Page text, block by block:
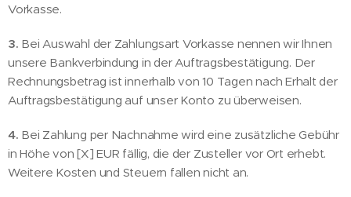
Vorkasse.
3. Bei Auswahl der Zahlungsart Vorkasse nennen wir Ihnen
unsere Bankverbindung in der Auftragsbestätigung. Der
Rechnungsbetrag ist innerhalb von 10 Tagen nach Erhalt der
Auftragsbestätigung auf unser Konto zu überweisen.
4. Bei Zahlung per Nachnahme wird eine zusätzliche Gebühr
in Höhe von [X] EUR fällig, die der Zusteller vor Ort erhebt.
Weitere Kosten und Steuern fallen nicht an.